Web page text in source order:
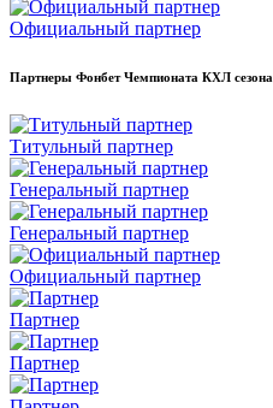
Официальный партнер
Партнеры Фонбет Чемпионата КХЛ сезона
Титульный партнер
Генеральный партнер
Генеральный партнер
Официальный партнер
Партнер
Партнер